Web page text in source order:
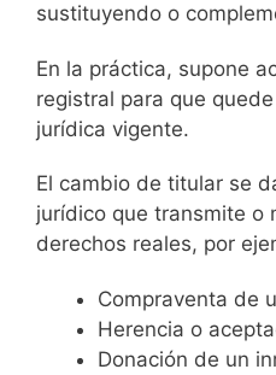
sustituyendo o
En la práctica, supone
registral para que
jurídica vigente.
El cambio de titular se
jurídico que transmite o
derechos reales, por
Compraventa de
Herencia o
Donación de un